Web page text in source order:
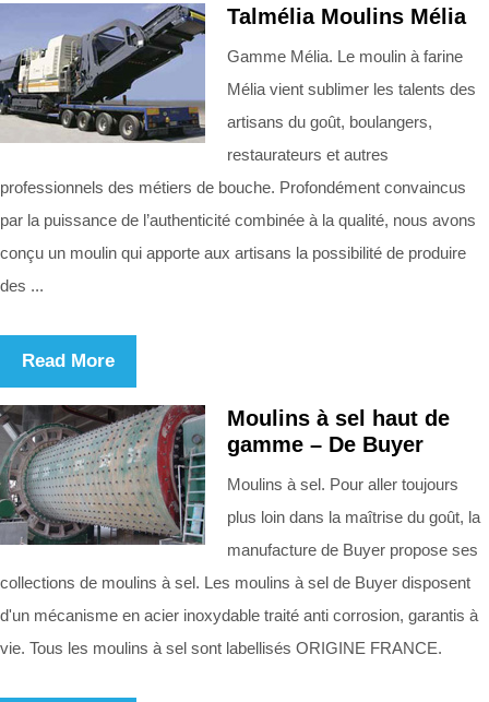
Talmélia Moulins Mélia
Gamme Mélia. Le moulin à farine
Mélia vient sublimer les talents des
artisans du goût, boulangers,
restaurateurs et autres
professionnels des métiers de bouche. Profondément convaincus
par la puissance de l’authenticité combinée à la qualité, nous avons
conçu un moulin qui apporte aux artisans la possibilité de produire
des ...
Read More
Moulins à sel haut de
gamme – De Buyer
Moulins à sel. Pour aller toujours
plus loin dans la maîtrise du goût, la
manufacture de Buyer propose ses
collections de moulins à sel. Les moulins à sel de Buyer disposent
d'un mécanisme en acier inoxydable traité anti corrosion, garantis à
vie. Tous les moulins à sel sont labellisés ORIGINE FRANCE.